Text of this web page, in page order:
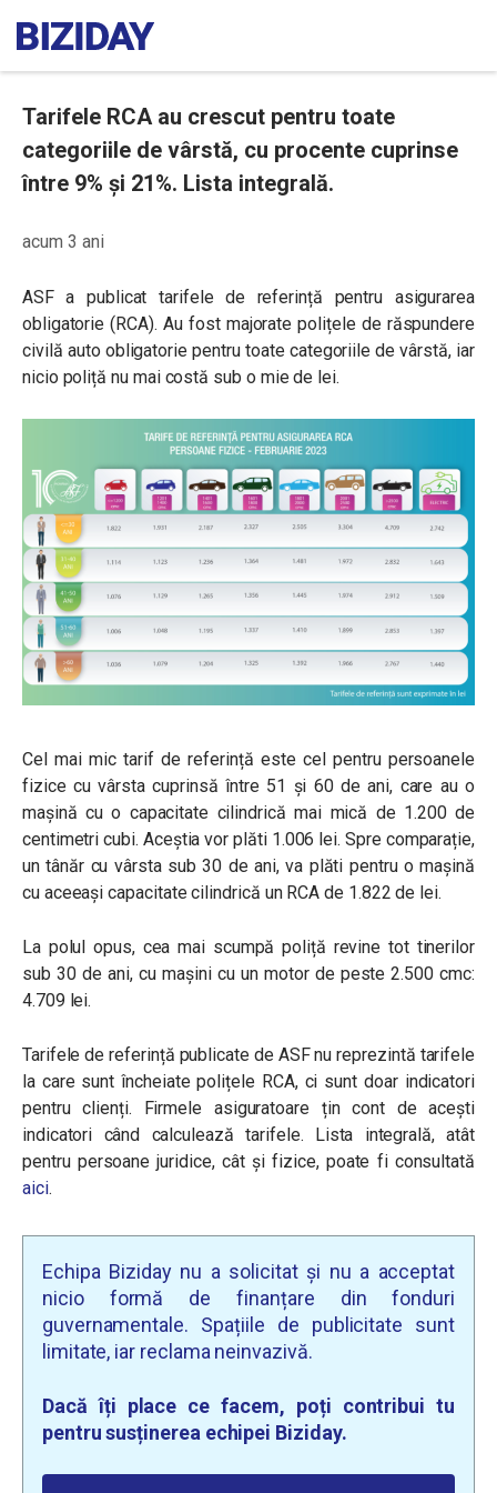
Tarifele RCA au crescut pentru toate
categoriile de vârstă, cu procente cuprinse
între 9% și 21%. Lista integrală.
acum 3 ani
ASF a publicat tarifele de referință pentru asigurarea
obligatorie (RCA). Au fost majorate polițele de răspundere
civilă auto obligatorie pentru toate categoriile de vârstă, iar
nicio poliță nu mai costă sub o mie de lei.
Cel mai mic tarif de referință este cel pentru persoanele
fizice cu vârsta cuprinsă între 51 și 60 de ani, care au o
mașină cu o capacitate cilindrică mai mică de 1.200 de
centimetri cubi. Aceștia vor plăti 1.006 lei. Spre comparație,
un tânăr cu vârsta sub 30 de ani, va plăti pentru o mașină
cu aceeași capacitate cilindrică un RCA de 1.822 de lei.
La polul opus, cea mai scumpă poliță revine tot tinerilor
sub 30 de ani, cu mașini cu un motor de peste 2.500 cmc:
4.709 lei.
Tarifele de referință publicate de ASF nu reprezintă tarifele
la care sunt încheiate polițele RCA, ci sunt doar indicatori
pentru clienți. Firmele asiguratoare țin cont de acești
indicatori când calculează tarifele. Lista integrală, atât
pentru persoane juridice, cât și fizice, poate fi consultată
aici.
Echipa Biziday nu a solicitat și nu a acceptat
nicio formă de finanțare din fonduri
guvernamentale. Spațiile de publicitate sunt
limitate, iar reclama neinvazivă.
Dacă îți place ce facem, poți contribui tu
pentru susținerea echipei Biziday.